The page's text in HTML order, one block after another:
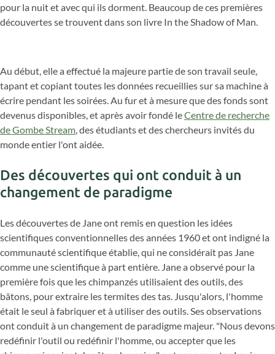
pour la nuit et avec qui ils dorment. Beaucoup de ces premières
découvertes se trouvent dans son livre In the Shadow of Man.
Au début, elle a effectué la majeure partie de son travail seule,
tapant et copiant toutes les données recueillies sur sa machine à
écrire pendant les soirées. Au fur et à mesure que des fonds sont
devenus disponibles, et après avoir fondé leCentre de recherche
de Gombe Stream , des étudiants et des chercheurs invités du
monde entier l'ont aidée.
Des découvertes qui ont conduit à un
changement de paradigme
Les découvertes de Jane ont remis en question les idées
scientifiques conventionnelles des années 1960 et ont indigné la
communauté scientifique établie, qui ne considérait pas Jane
comme une scientifique à part entière. Jane a observé pour la
première fois que les chimpanzés utilisaient des outils, des
bâtons, pour extraire les termites des tas. Jusqu'alors, l'homme
était le seul à fabriquer et à utiliser des outils. Ses observations
ont conduit à un changement de paradigme majeur. "Nous devons
redéfinir l'outil ou redéfinir l'homme, ou accepter que les